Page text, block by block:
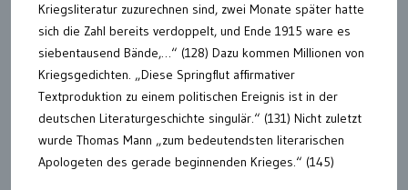
Kriegsliteratur zuzurechnen sind, zwei Monate später hatte
sich die Zahl bereits verdoppelt, und Ende 1915 ware es
siebentausend Bände,…“ (128) Dazu kommen Millionen von
Kriegsgedichten. „Diese Springflut affirmativer
Textproduktion zu einem politischen Ereignis ist in der
deutschen Literaturgeschichte singulär.“ (131) Nicht zuletzt
wurde Thomas Mann „zum bedeutendsten literarischen
Apologeten des gerade beginnenden Krieges.“ (145)